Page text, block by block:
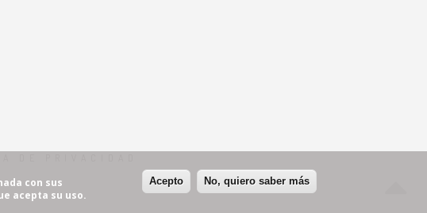
con sus
acepta su uso.
Acepto No, quiero saber más